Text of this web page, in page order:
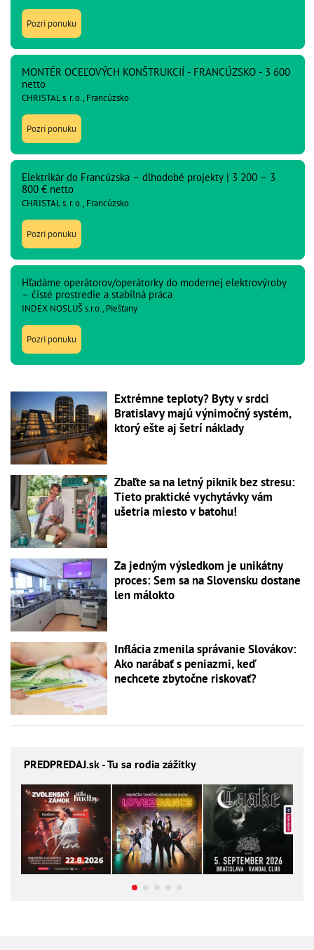
Pozri ponuku
MONTÉR OCEĽOVÝCH KONŠTRUKCIÍ - FRANCÚZSKO - 3 600
netto
CHRISTAL s. r. o., Francúzsko
Pozri ponuku
Elektrikár do Francúzska – dlhodobé projekty | 3 200 – 3
800 € netto
CHRISTAL s. r. o., Francúzsko
Pozri ponuku
Hľadáme operátorov/operátorky do modernej elektrovýroby
– čisté prostredie a stabilná práca
INDEX NOSLUŠ s.r.o., Piešťany
Pozri ponuku
Extrémne teploty? Byty v srdci
Bratislavy majú výnimočný systém,
ktorý ešte aj šetrí náklady
Zbaľte sa na letný piknik bez stresu:
Tieto praktické vychytávky vám
ušetria miesto v batohu!
Za jedným výsledkom je unikátny
proces: Sem sa na Slovensku dostane
len málokto
Inflácia zmenila správanie Slovákov:
Ako narábať s peniazmi, keď
nechcete zbytočne riskovať?
PREDPREDAJ.sk - Tu sa rodia zážitky